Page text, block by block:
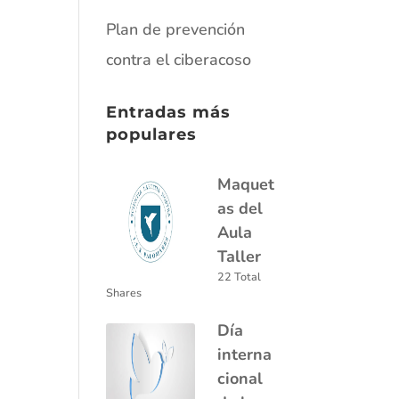
Plan de prevención
contra el ciberacoso
Entradas más
populares
Maquet
as del
Aula
Taller
22 Total
Shares
Día
interna
cional